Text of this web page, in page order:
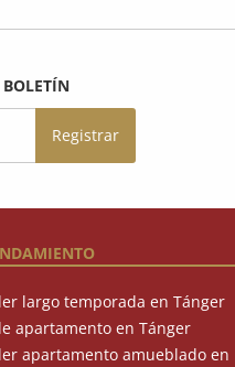
BOLETÍN
largo temporada en Tánger
apartamento en Tánger
apartamento amueblado en